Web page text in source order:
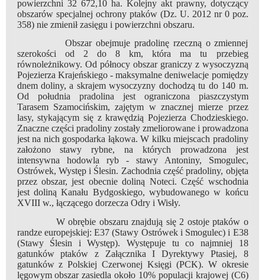
powierzchni 32 672,10 ha. Kolejny akt prawny, dotyczący
obszarów specjalnej ochrony ptaków (Dz. U. 2012 nr 0 poz.
358) nie zmienił zasięgu i powierzchni obszaru.
Obszar obejmuje pradolinę rzeczną o zmiennej
szerokości od 2 do 8 km, która ma tu przebieg
równoleżnikowy. Od północy obszar graniczy z wysoczyzną
Pojezierza Krajeńskiego - maksymalne deniwelacje pomiędzy
dnem doliny, a skrajem wysoczyzny dochodzą tu do 140 m.
Od południa pradolina jest ograniczona piaszczystym
Tarasem Szamocińskim, zajętym w znacznej mierze przez
lasy, stykającym się z krawędzią Pojezierza Chodzieskiego.
Znaczne części pradoliny zostały zmeliorowane i prowadzona
jest na nich gospodarka łąkowa. W kilku miejscach pradoliny
założono stawy rybne, na których prowadzona jest
intensywna hodowla ryb - stawy Antoniny, Smogulec,
Ostrówek, Występ i Ślesin. Zachodnia część pradoliny, objęta
przez obszar, jest obecnie doliną Noteci. Część wschodnia
jest doliną Kanału Bydgoskiego, wybudowanego w końcu
XVIII w., łączącego dorzecza Odry i Wisły.
W obrębie obszaru znajdują się 2 ostoje ptaków o
randze europejskiej: E37 (Stawy Ostrówek i Smogulec) i E38
(Stawy Ślesin i Występ). Występuje tu co najmniej 18
gatunków ptaków z Załącznika I Dyrektywy Ptasiej, 8
gatunków z Polskiej Czerwonej Księgi (PCK). W okresie
lęgowym obszar zasiedla około 10% populacji krajowej (C6)